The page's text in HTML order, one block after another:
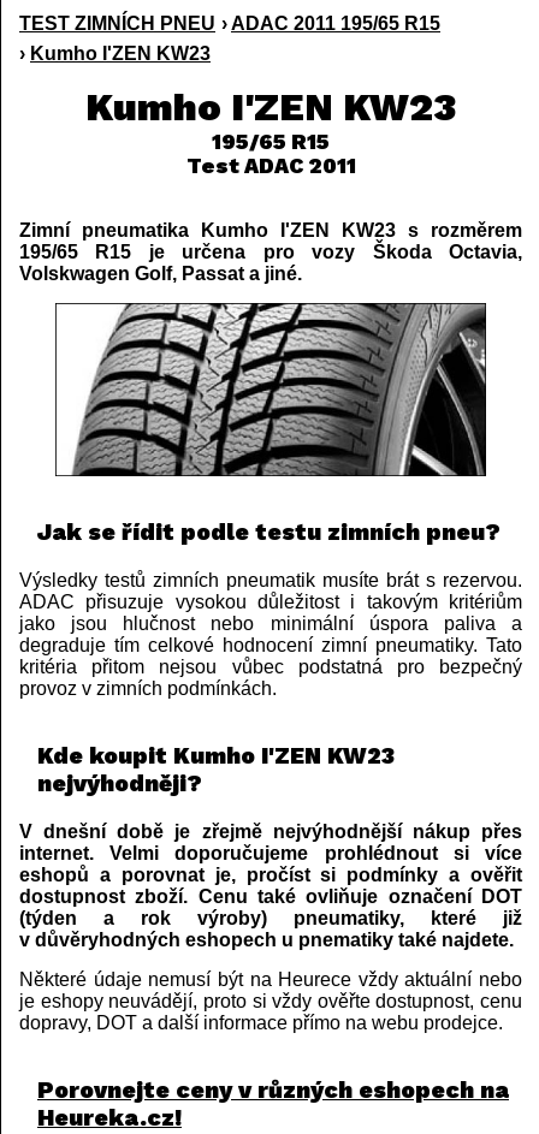
TEST ZIMNÍCH PNEU ›ADAC 2011 195/65 R15
› Kumho I'ZEN KW23
Kumho I'ZEN KW23
195/65 R15
Test ADAC 2011
Zimní pneumatika Kumho I'ZEN KW23 s rozměrem
195/65 R15 je určena pro vozy Škoda Octavia,
Volskwagen Golf, Passat a jiné.
Jak se řídit podle testu zimních pneu?
Výsledky testů zimních pneumatik musíte brát s rezervou.
ADAC přisuzuje vysokou důležitost i takovým kritériům
jako jsou hlučnost nebo minimální úspora paliva a
degraduje tím celkové hodnocení zimní pneumatiky. Tato
kritéria přitom nejsou vůbec podstatná pro bezpečný
provoz v zimních podmínkách.
Kde koupit Kumho I'ZEN KW23
nejvýhodněji?
V dnešní době je zřejmě nejvýhodnější nákup přes
internet. Velmi doporučujeme prohlédnout si více
eshopů a porovnat je, pročíst si podmínky a ověřit
dostupnost zboží. Cenu také ovliňuje označení DOT
(týden a rok výroby) pneumatiky, které již
v důvěryhodných eshopech u pnematiky také najdete.
Některé údaje nemusí být na Heurece vždy aktuální nebo
je eshopy neuvádějí, proto si vždy ověřte dostupnost, cenu
dopravy, DOT a další informace přímo na webu prodejce.
Porovnejte ceny v různých eshopech na
Heureka.cz!